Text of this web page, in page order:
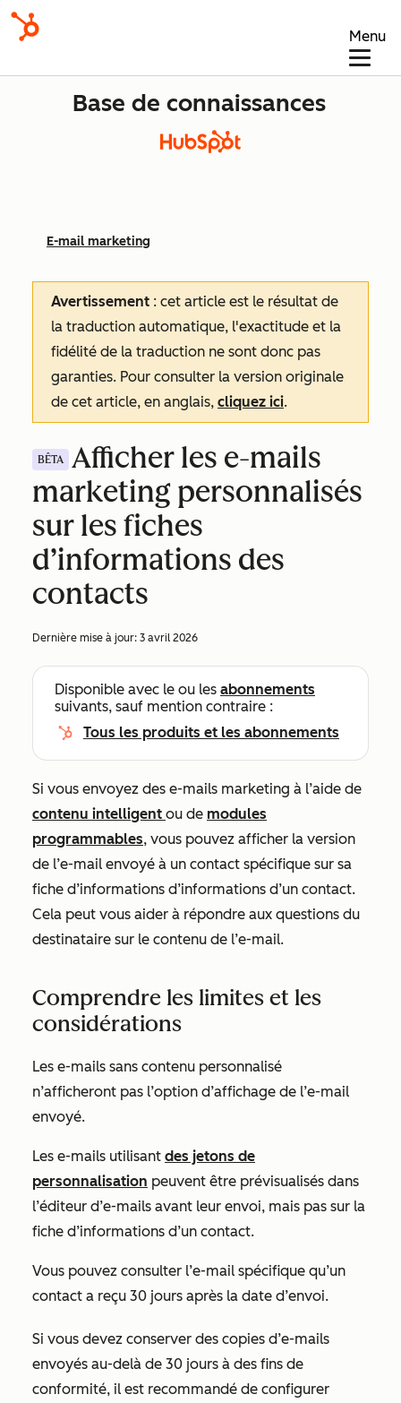
Menu
Base de connaissances
E-mail marketing
Avertissement : cet article est le résultat de
la traduction automatique, l'exactitude et la
fidélité de la traduction ne sont donc pas
garanties. Pour consulter la version originale
de cet article, en anglais, cliquez ici.
BÊTA
Afficher les e-mails
marketing personnalisés
sur les fiches
d’informations des
contacts
Dernière mise à jour: 3 avril 2026
Disponible avec le ou les abonnements
suivants, sauf mention contraire :
Tous les produits et les abonnements
Si vous envoyez des e-mails marketing à l’aide de
contenu intelligent ou de modules
programmables, vous pouvez afficher la version
de l’e-mail envoyé à un contact spécifique sur sa
fiche d’informations d’informations d’un contact.
Cela peut vous aider à répondre aux questions du
destinataire sur le contenu de l’e-mail.
Comprendre les limites et les
considérations
Les e-mails sans contenu personnalisé
n’afficheront pas l’option d’affichage de l’e-mail
envoyé.
Les e-mails utilisant des jetons de
personnalisation peuvent être prévisualisés dans
l’éditeur d’e-mails avant leur envoi, mais pas sur la
fiche d’informations d’un contact.
Vous pouvez consulter l’e-mail spécifique qu’un
contact a reçu 30 jours après la date d’envoi.
Si vous devez conserver des copies d’e-mails
envoyés au-delà de 30 jours à des fins de
conformité, il est recommandé de configurer